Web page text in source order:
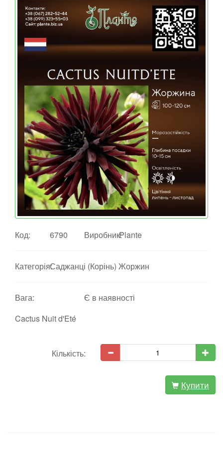
Код: 6790 Виробник:Plante
Категорія:Саджанці (Корінь) Жоржин
Вага:
Є в наявності
Cactus Nuit d'Eté
Кількість:
Купити